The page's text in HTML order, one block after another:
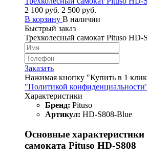
2 100 руб. 2 500 руб.
В корзину В наличии
Быстрый заказ
Трехколесный самокат Pituso HD-
Заказать
Нажимая кнопку "Купить в 1
"Политикой
Характеристики
Бренд: Pituso
Артикул: HD-S808-Blue
Основные характеристики
самоката Pituso HD-S808